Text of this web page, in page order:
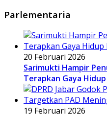
Parlementaria
20 Februari 2026
Sarimukti Hampir
Terapkan Gaya
19 Februari 2026